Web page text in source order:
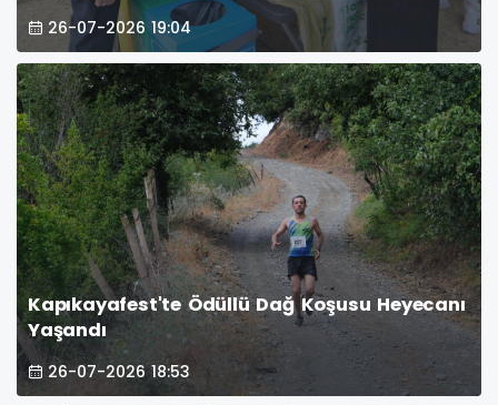
26-07-2026 19:04
Kapıkayafest'te Ödüllü Dağ Koşusu Heyecanı
Yaşandı
26-07-2026 18:53